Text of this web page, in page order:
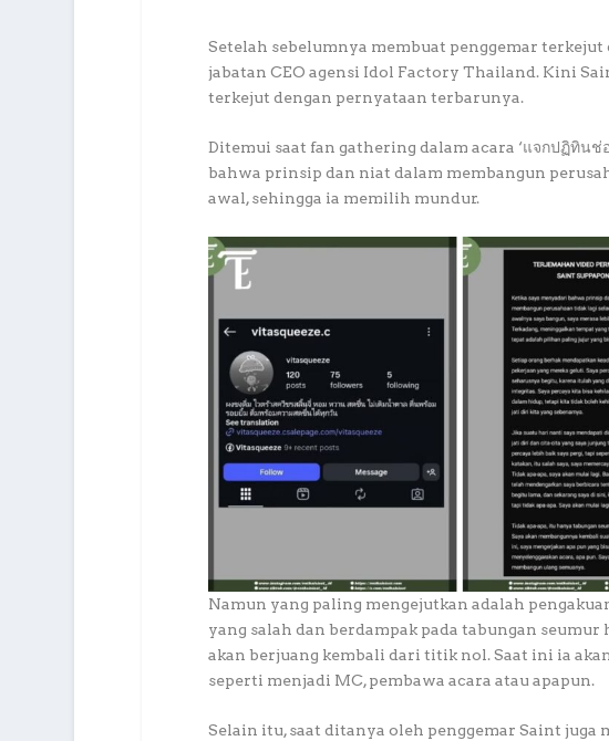
Setelah sebelumnya membuat penggemar
jabatan CEO agensi Idol Factory Thailand. Kini
terkejut dengan pernyataan terbarunya.
Ditemui saat fan gathering dalam acara ‘แจกปฏิทินช่
bahwa prinsip dan niat dalam membangun
awal, sehingga ia memilih mundur.
Namun yang paling mengejutkan adalah
yang salah dan berdampak pada tabungan
akan berjuang kembali dari titik nol. Saat ini ia
seperti menjadi MC, pembawa acara atau apapun.
Selain itu, saat ditanya oleh penggemar Saint juga